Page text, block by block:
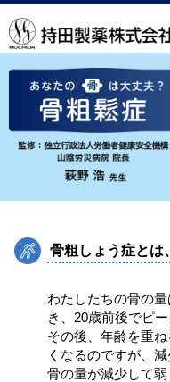
骨粗しょう症とは
わたしたちの骨の
き、20歳前後でピー
その後、年齢を重
くなるのですが、
骨の量が減少して